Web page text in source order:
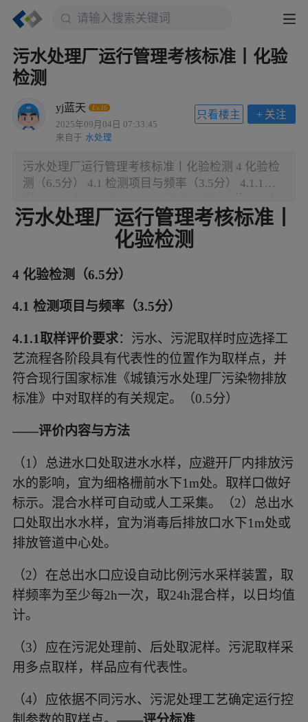
污水处理厂运行管理考核标准丨化验
检测
yj蓝天 Lv.16
2025年09月04日 07:33:45
来自于 水处理
+ 关注
只看楼主
污水处理厂运行管理考核标准丨化验检测 4 化验检
测（6.5分） 4.1 检测项目与频率（3.5分） 4.1.1取
阶段具有代表性的位置作为取样点，并符合现行国
家标准《城镇污水处理厂污染物排放标准》中对取
样的有关规定。（0.5分） ——评价内容与方法
（1）总进水口处取进水水样，应避开厂内排放污
水的影响，宜为细格栅前水下1m处。取样口做好标
示。混合水样可自动或人工采集。（2）总出水口
处取出水水样，宜为消毒后排放口水下1m处或排放
管道中心处。
污水处理厂运行管理考核标准丨
化验检测
4 化验检测（6.5分）
4.1 检测项目与频率（3.5分）
4.1.1取样评价要求：污水、污泥取样时应选择工
艺流程各阶段具有代表性的位置作为取样点，并
符合现行国家标准《城镇污水处理厂污染物排放
标准》中对取样的有关规定。（0.5分）
——评价内容与方法
（1） 总进水口处取进水水样，应避开厂内排放污
水的影响，宜为细格栅前水下1m处。取样口做好
标示。混合水样可自动或人工采集。（2）总出水
口处取出水水样，宜为消毒后排放口水下1m处或
排放管道中心处。
（2） 在总出水口应设自动比例污水采样装置，取
样频率为至少每2h一次，取24h混合样，以日均值
计。
（3） 应在污泥处理前、后处取泥样。污泥取样采
用多点取样，样品应有代表性。
（4） 应依据不同污水、污泥处理工艺确定运行控